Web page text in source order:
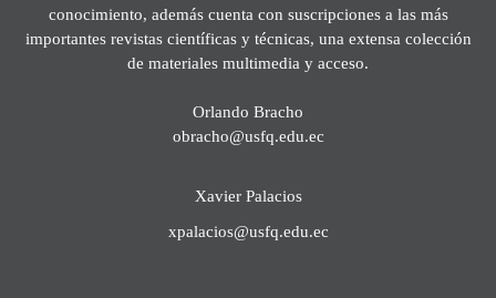
conocimiento, además cuenta con suscripciones a las más
importantes revistas científicas y técnicas, una extensa colección
de materiales multimedia y acceso.
Orlando Bracho
obracho@usfq.edu.ec
Xavier Palacios
xpalacios@usfq.edu.ec